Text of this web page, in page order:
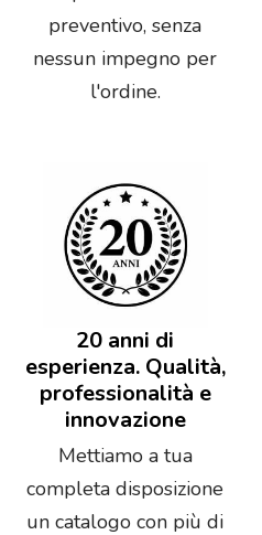
preventivo, senza
nessun impegno per
l'ordine.
20 anni di
esperienza. Qualità,
professionalità e
innovazione
Mettiamo a tua
completa disposizione
un catalogo con più di